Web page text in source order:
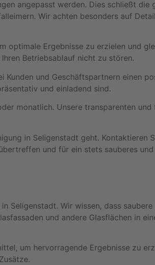
angepasst werden. Dies schließt die
Wir achten besonders auf
optimale Ergebnisse zu erzielen und
Betriebsablauf nicht zu stören.
und Geschäftspartnern einen
und einladend sind.
monatlich. Unsere transparenten
in Seligenstadt geht. Kontaktieren
und für ein stets sauberes
Seligenstadt. Wir wissen, dass
und andere Glasflächen in
um hervorragende Ergebnisse zu